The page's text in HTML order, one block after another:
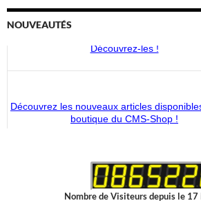
NOUVEAUTÉS
millénaires dans les vallées mosanes et de
sur les traces de Ste-Julienne de
Découvrez-les !
Nombre de Visiteurs depuis le